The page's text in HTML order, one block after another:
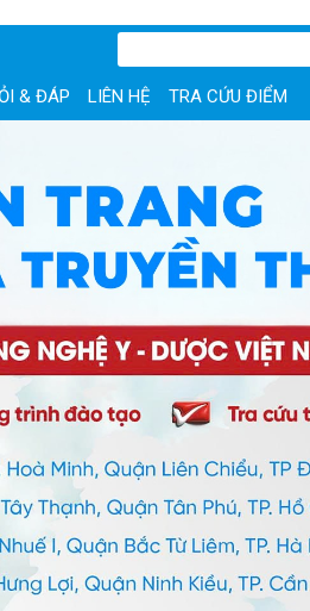
& ĐÁP LIÊN HỆ TRA CỨU ĐIỂM